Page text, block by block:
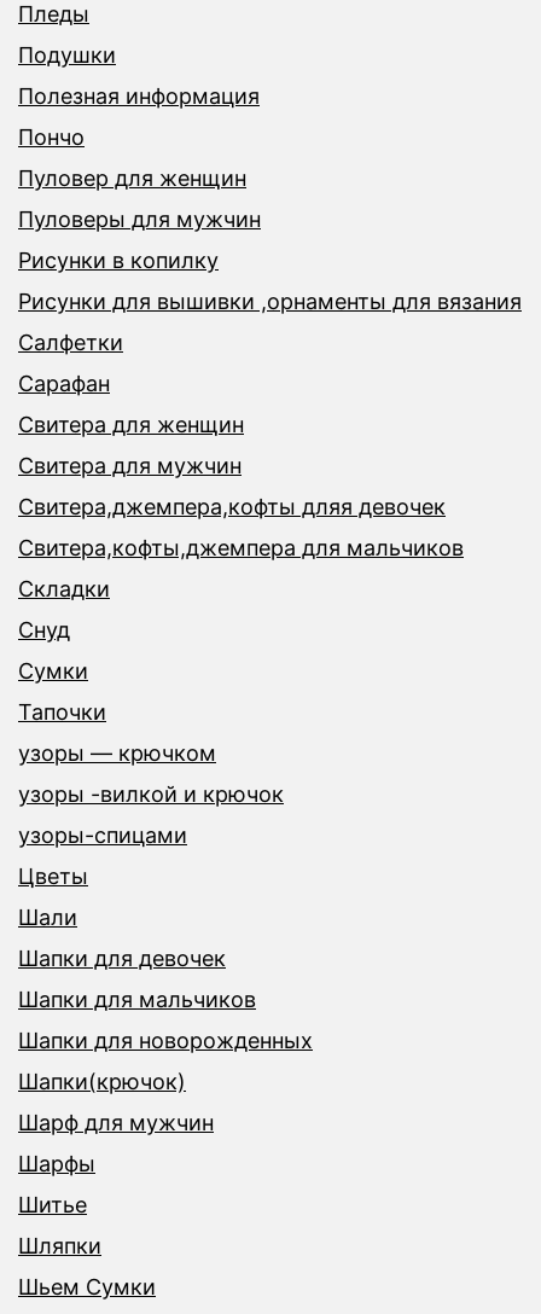
Пледы
Подушки
Полезная информация
Пончо
Пуловер для женщин
Пуловеры для мужчин
Рисунки в копилку
Рисунки для вышивки ,орнаменты для вязания
Салфетки
Сарафан
Свитера для женщин
Свитера для мужчин
Свитера,джемпера,кофты дляя девочек
Свитера,кофты,джемпера для мальчиков
Складки
Снуд
Сумки
Тапочки
узоры — крючком
узоры -вилкой и крючок
узоры-спицами
Цветы
Шали
Шапки для девочек
Шапки для мальчиков
Шапки для новорожденных
Шапки(крючок)
Шарф для мужчин
Шарфы
Шитье
Шляпки
Шьем Сумки